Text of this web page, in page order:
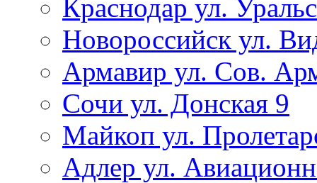
Краснодар ул.
Новороссийск ул.
Армавир ул. Сов.
Сочи ул. Донская 9
Майкоп ул.
Адлер ул.